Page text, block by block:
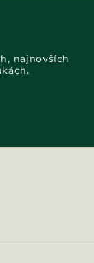
najnovších